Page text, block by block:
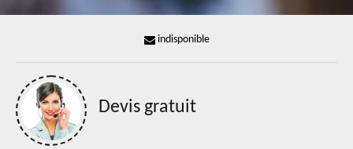
indisponible
Devis gratuit